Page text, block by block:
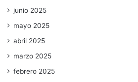
junio 2025
mayo 2025
abril 2025
marzo 2025
febrero 2025